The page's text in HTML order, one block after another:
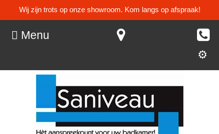
Wij zijn trots op onze showroom. Kom langs op afspraak!
Menu